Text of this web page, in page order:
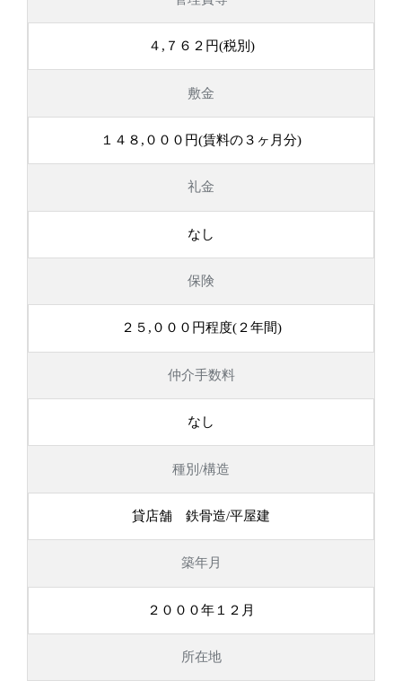
４,７６２円(税別)
敷金
１４８,０００円(賃料の３ヶ月分)
礼金
なし
保険
２５,０００円程度(２年間)
仲介手数料
なし
種別/構造
貸店舗 鉄骨造/平屋建
築年月
２０００年１２月
所在地